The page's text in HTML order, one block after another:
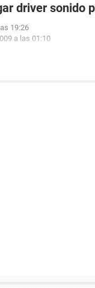
driver sonido
19:26
a las 01:10